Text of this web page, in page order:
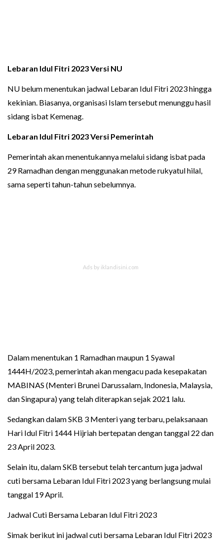
Lebaran Idul Fitri 2023 Versi NU
NU belum menentukan jadwal Lebaran Idul Fitri 2023 hingga
kekinian. Biasanya, organisasi Islam tersebut menunggu hasil
sidang isbat Kemenag.
Lebaran Idul Fitri 2023 Versi Pemerintah
Pemerintah akan menentukannya melalui sidang isbat pada
29 Ramadhan dengan menggunakan metode rukyatul hilal,
sama seperti tahun-tahun sebelumnya.
Dalam menentukan 1 Ramadhan maupun 1 Syawal
1444H/2023, pemerintah akan mengacu pada kesepakatan
MABINAS (Menteri Brunei Darussalam, Indonesia, Malaysia,
dan Singapura) yang telah diterapkan sejak 2021 lalu.
Sedangkan dalam SKB 3 Menteri yang terbaru, pelaksanaan
Hari Idul Fitri 1444 Hijriah bertepatan dengan tanggal 22 dan
23 April 2023.
Selain itu, dalam SKB tersebut telah tercantum juga jadwal
cuti bersama Lebaran Idul Fitri 2023 yang berlangsung mulai
tanggal 19 April.
Jadwal Cuti Bersama Lebaran Idul Fitri 2023
Simak berikut ini jadwal cuti bersama Lebaran Idul Fitri 2023